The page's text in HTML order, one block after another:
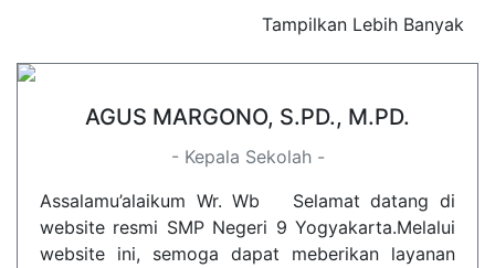
Tampilkan Lebih Banyak
AGUS MARGONO, S.PD., M.PD.
- Kepala Sekolah -
Assalamu’alaikum Wr. Wb Selamat datang di
website resmi SMP Negeri 9 Yogyakarta.Melalui
website ini, semoga dapat meberikan layanan